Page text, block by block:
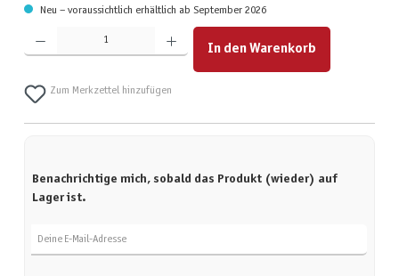
Neu – voraussichtlich erhältlich ab September 2026
Produkt Anzahl: Gib den gewünschten Wert ein oder benutze die Schaltflächen um die Anzahl zu
In den Warenkorb
Zum Merkzettel hinzufügen
Benachrichtige mich, sobald das Produkt (wieder) auf
Lager ist.